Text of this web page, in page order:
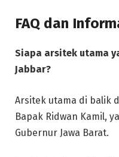
FAQ dan
Siapa arsitek utama
Jabbar?
Arsitek utama di balik
Bapak Ridwan Kamil,
Gubernur Jawa Barat.